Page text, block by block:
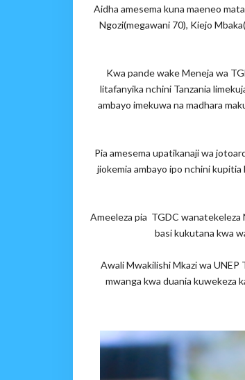
Aidha amesema kuna maeneo
Ngozi(megawani 70), Kiejo
Kwa pande wake Meneja wa
litafanyika nchini Tanzania
ambayo imekuwa na madhara
Pia amesema upatikanaji wa
jiokemia ambayo ipo nchini
Ameeleza pia TGDC wanatekeleza
basi kukutana kwa
Awali Mwakilishi Mkazi wa UNEP
mwanga kwa duania kuwekeza